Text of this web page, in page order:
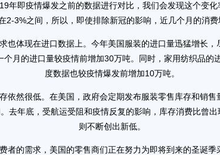
即疫情爆发之前的数据进行对比，我们会发现这个变化
2-3%之间，所以，即使排除新冠的影响，近几个月的消费
体现在进口数据上。今年美国服装的进口量迅猛增长，
月的进口量较疫情前增加30万吨。同时，家用纺织品的
度数据也较疫情爆发前增加10万吨。
然很低。在美国，政府会定期发布服装零售库存和销售
去年底，受航运受阻和疫情反复的影响，库存消费比曾
则不断创出新低。
的需求，美国的零售商们正在努力为即将到来的圣诞季